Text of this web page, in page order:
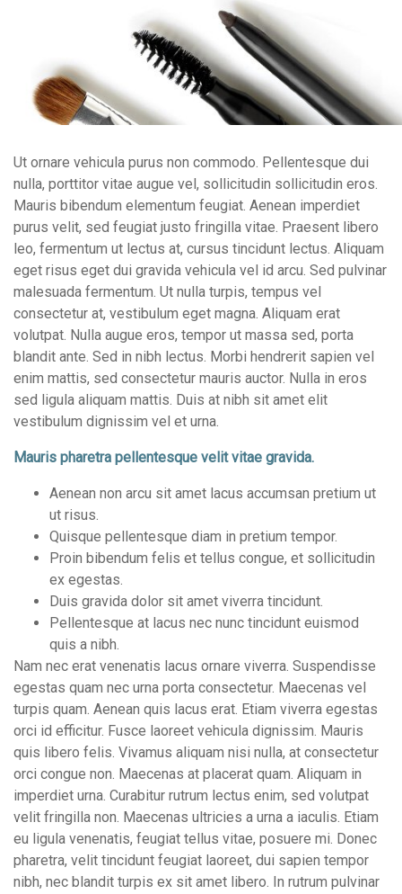
Ut ornare vehicula purus non commodo. Pellentesque dui
nulla, porttitor vitae augue vel, sollicitudin sollicitudin eros.
Mauris bibendum elementum feugiat. Aenean imperdiet
purus velit, sed feugiat justo fringilla vitae. Praesent libero
leo, fermentum ut lectus at, cursus tincidunt lectus. Aliquam
eget risus eget dui gravida vehicula vel id arcu. Sed pulvinar
malesuada fermentum. Ut nulla turpis, tempus vel
consectetur at, vestibulum eget magna. Aliquam erat
volutpat. Nulla augue eros, tempor ut massa sed, porta
blandit ante. Sed in nibh lectus. Morbi hendrerit sapien vel
enim mattis, sed consectetur mauris auctor. Nulla in eros
sed ligula aliquam mattis. Duis at nibh sit amet elit
vestibulum dignissim vel et urna.
Mauris pharetra pellentesque velit vitae gravida.
Aenean non arcu sit amet lacus accumsan pretium ut
ut risus.
Quisque pellentesque diam in pretium tempor.
Proin bibendum felis et tellus congue, et sollicitudin
ex egestas.
Duis gravida dolor sit amet viverra tincidunt.
Pellentesque at lacus nec nunc tincidunt euismod
quis a nibh.
Nam nec erat venenatis lacus ornare viverra. Suspendisse
egestas quam nec urna porta consectetur. Maecenas vel
turpis quam. Aenean quis lacus erat. Etiam viverra egestas
orci id efficitur. Fusce laoreet vehicula dignissim. Mauris
quis libero felis. Vivamus aliquam nisi nulla, at consectetur
orci congue non. Maecenas at placerat quam. Aliquam in
imperdiet urna. Curabitur rutrum lectus enim, sed volutpat
velit fringilla non. Maecenas ultricies a urna a iaculis. Etiam
eu ligula venenatis, feugiat tellus vitae, posuere mi. Donec
pharetra, velit tincidunt feugiat laoreet, dui sapien tempor
nibh, nec blandit turpis ex sit amet libero. In rutrum pulvinar